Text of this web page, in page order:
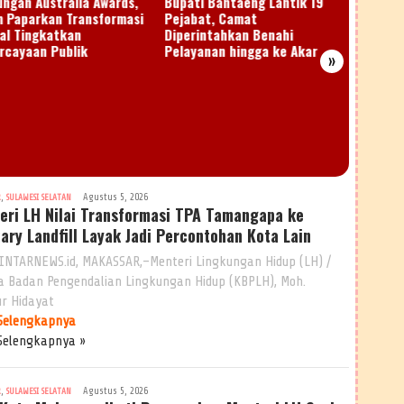
»
Paparkan Transformasi
Tingkatkan
Publik
Pejabat, Camat
Diperintahkan Benahi
Pelayanan hingga ke Akar
, SULAWESI SELATAN Agustus 5, 2026
LH Nilai Transformasi TPA Tamangapa ke
Landfill Layak Jadi Percontohan Kota Lain
MAKASSAR,–Menteri Lingkungan Hidup (LH) /
Badan Pengendalian Lingkungan Hidup (KBPLH), Moh.
Hidayat
»
, SULAWESI SELATAN Agustus 5, 2026